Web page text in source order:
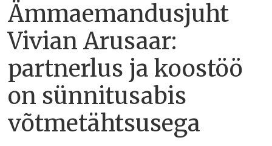
Ämmaemandusjuht
Vivian Arusaar:
partnerlus ja koostöö
on sünnitusabis
võtmetähtsusega